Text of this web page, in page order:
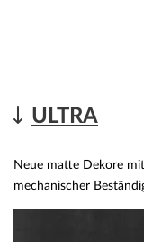
ULTRA
Neue matte Dekore
mechanischer